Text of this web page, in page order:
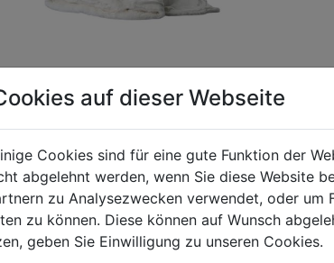
und Versandkosten. Für Irrtümer und
uns die Berechnung eines
der Bildschirmdarstellung und dem
auf dieser Webseite
Cookies sind für eine gute Funktion der
abgelehnt werden, wenn Sie diese Website
zu Analysezwecken verwendet, oder um
zu können. Diese können auf Wunsch
geben Sie Einwilligung zu unseren Cookies.